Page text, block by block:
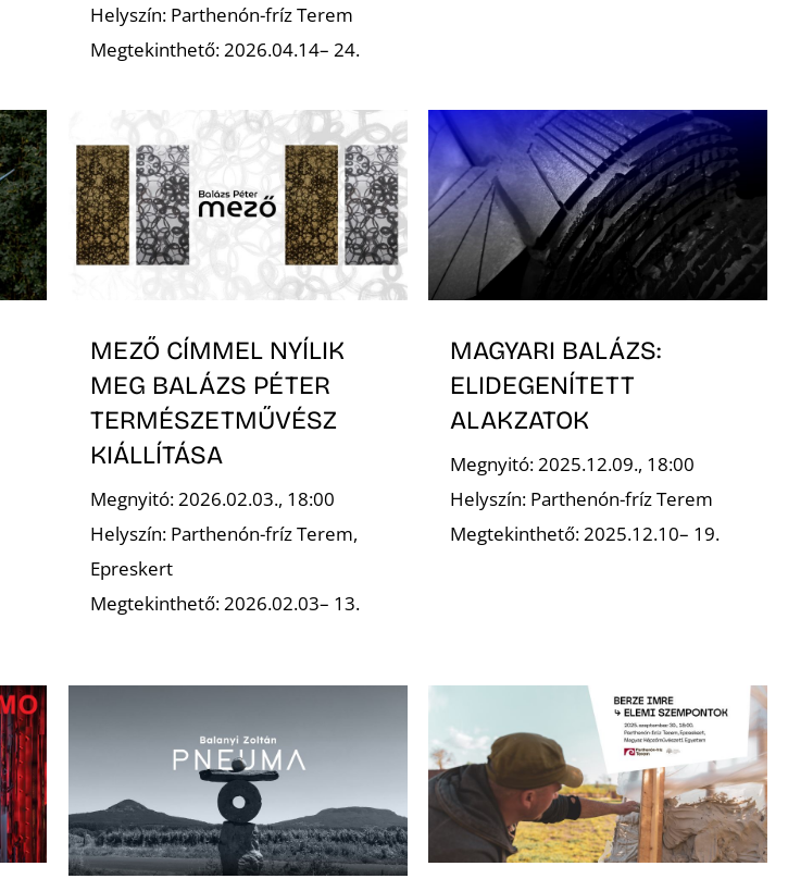
Helyszín: Parthenón-fríz Terem
Megtekinthető: 2026.04.14– 24.
MEZŐ CÍMMEL NYÍLIK
MEG BALÁZS PÉTER
TERMÉSZETMŰVÉSZ
KIÁLLÍTÁSA
Megnyitó: 2026.02.03., 18:00
Helyszín: Parthenón-fríz Terem,
Epreskert
Megtekinthető: 2026.02.03– 13.
MAGYARI BALÁZS:
ELIDEGENÍTETT
ALAKZATOK
Megnyitó: 2025.12.09., 18:00
Helyszín: Parthenón-fríz Terem
Megtekinthető: 2025.12.10– 19.